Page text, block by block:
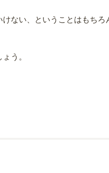
ない、ということはもちろ
う。